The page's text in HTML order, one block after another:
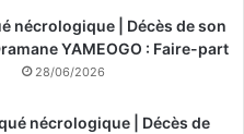
nécrologique | Décès de son
YAMEOGO : Faire-part
28/06/2026
nécrologique | Décès de